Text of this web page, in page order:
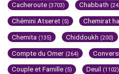
Cacheroute (3703) Chabbath
Chémini Atseret (5) Chemirat
Chemita (135) Chiddoukh (200)
Compte du Omer (264)
Couple et Famille (5) Deuil (1102)